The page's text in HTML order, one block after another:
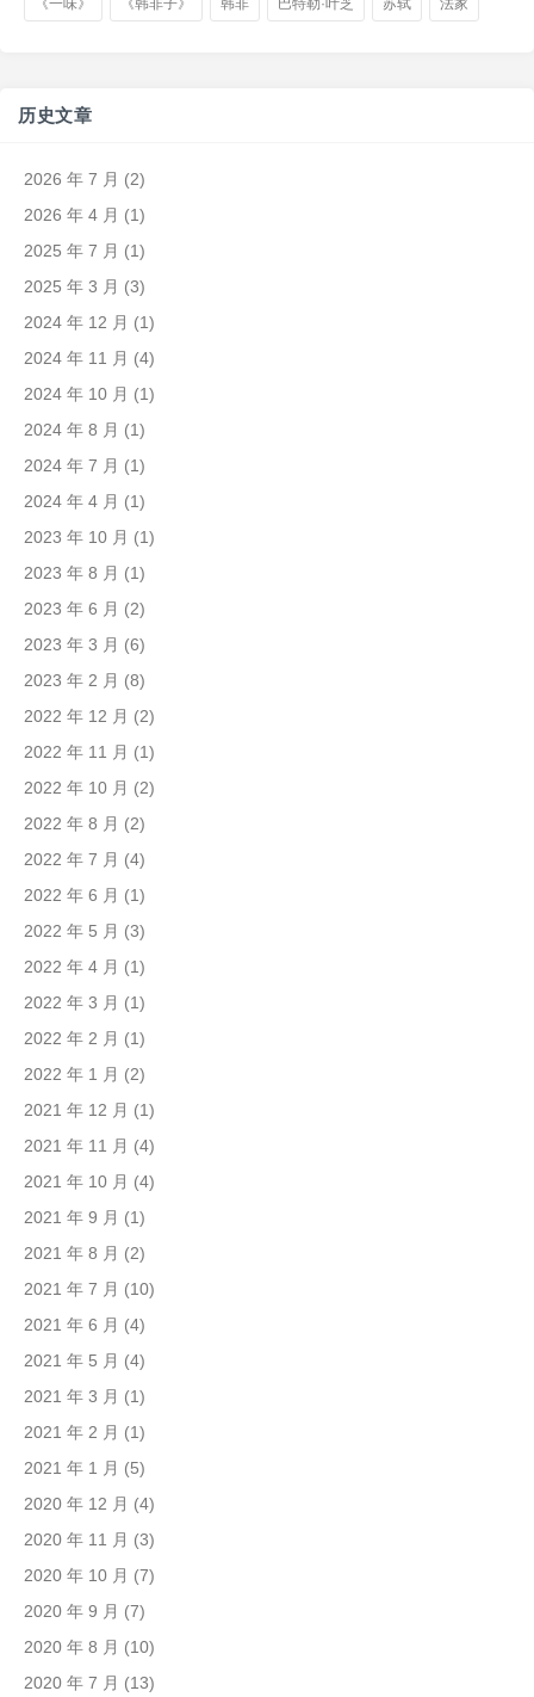
《一味》 《韩非子》 韩非 巴特勒·叶芝 苏轼 法家
历史文章
2026 年 7 月 (2)
2026 年 4 月 (1)
2025 年 7 月 (1)
2025 年 3 月 (3)
2024 年 12 月 (1)
2024 年 11 月 (4)
2024 年 10 月 (1)
2024 年 8 月 (1)
2024 年 7 月 (1)
2024 年 4 月 (1)
2023 年 10 月 (1)
2023 年 8 月 (1)
2023 年 6 月 (2)
2023 年 3 月 (6)
2023 年 2 月 (8)
2022 年 12 月 (2)
2022 年 11 月 (1)
2022 年 10 月 (2)
2022 年 8 月 (2)
2022 年 7 月 (4)
2022 年 6 月 (1)
2022 年 5 月 (3)
2022 年 4 月 (1)
2022 年 3 月 (1)
2022 年 2 月 (1)
2022 年 1 月 (2)
2021 年 12 月 (1)
2021 年 11 月 (4)
2021 年 10 月 (4)
2021 年 9 月 (1)
2021 年 8 月 (2)
2021 年 7 月 (10)
2021 年 6 月 (4)
2021 年 5 月 (4)
2021 年 3 月 (1)
2021 年 2 月 (1)
2021 年 1 月 (5)
2020 年 12 月 (4)
2020 年 11 月 (3)
2020 年 10 月 (7)
2020 年 9 月 (7)
2020 年 8 月 (10)
2020 年 7 月 (13)